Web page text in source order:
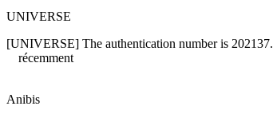
UNIVERSE
[UNIVERSE] The authentication number is 202137.
récemment
Anibis